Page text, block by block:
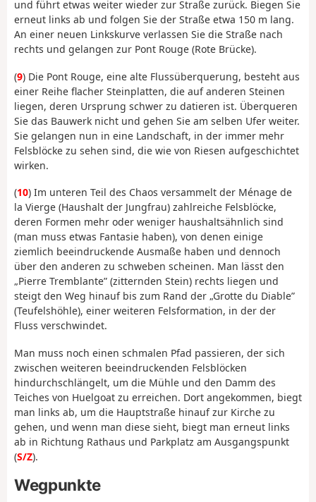
und führt etwas weiter wieder zur Straße zurück. Biegen Sie
erneut links ab und folgen Sie der Straße etwa 150 m lang.
An einer neuen Linkskurve verlassen Sie die Straße nach
rechts und gelangen zur Pont Rouge (Rote Brücke).
(9) Die Pont Rouge, eine alte Flussüberquerung, besteht aus
einer Reihe flacher Steinplatten, die auf anderen Steinen
liegen, deren Ursprung schwer zu datieren ist. Überqueren
Sie das Bauwerk nicht und gehen Sie am selben Ufer weiter.
Sie gelangen nun in eine Landschaft, in der immer mehr
Felsblöcke zu sehen sind, die wie von Riesen aufgeschichtet
wirken.
(10) Im unteren Teil des Chaos versammelt der Ménage de
la Vierge (Haushalt der Jungfrau) zahlreiche Felsblöcke,
deren Formen mehr oder weniger haushaltsähnlich sind
(man muss etwas Fantasie haben), von denen einige
ziemlich beeindruckende Ausmaße haben und dennoch
über den anderen zu schweben scheinen. Man lässt den
„Pierre Tremblante” (zitternden Stein) rechts liegen und
steigt den Weg hinauf bis zum Rand der „Grotte du Diable”
(Teufelshöhle), einer weiteren Felsformation, in der der
Fluss verschwindet.
Man muss noch einen schmalen Pfad passieren, der sich
zwischen weiteren beeindruckenden Felsblöcken
hindurchschlängelt, um die Mühle und den Damm des
Teiches von Huelgoat zu erreichen. Dort angekommen, biegt
man links ab, um die Hauptstraße hinauf zur Kirche zu
gehen, und wenn man diese sieht, biegt man erneut links
ab in Richtung Rathaus und Parkplatz am Ausgangspunkt
(S/Z).
Wegpunkte